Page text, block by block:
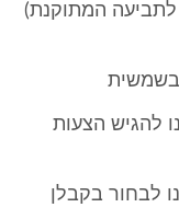
יג' לתביעה המתוקנת)
בשמשית
להגיש הצעות
לבחור בקבלן